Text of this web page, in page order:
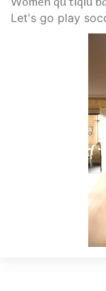
Let's go play